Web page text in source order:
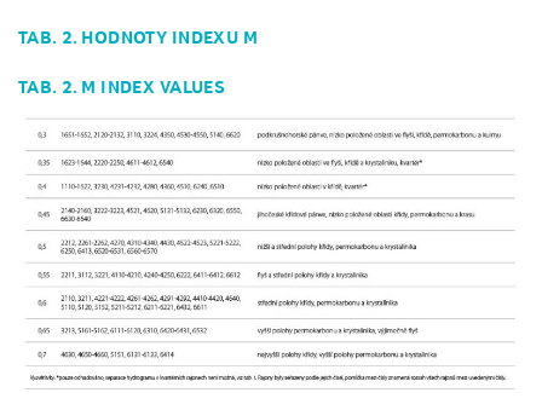
TAB. 2. HODNOTY INDEXU M
TAB. 2. M INDEX VALUES